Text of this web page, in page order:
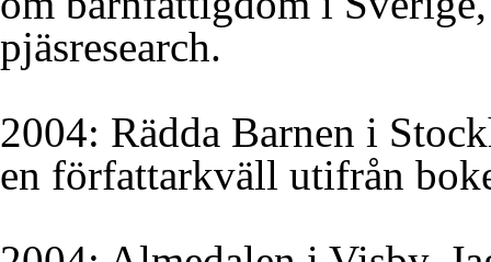
pjäsresearch.
2004: Rädda Barnen i
en författarkväll utifrån